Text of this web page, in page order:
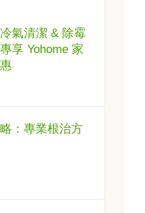
氣清潔 & 除霉
享 Yohome 家
：專業根治方